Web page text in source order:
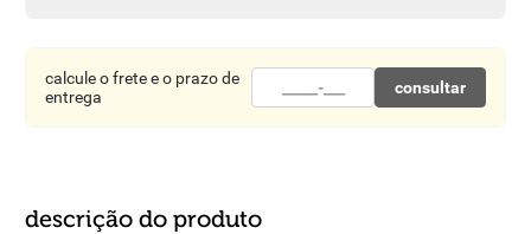
calcule o frete e o prazo de
entrega
consultar
descrição do produto